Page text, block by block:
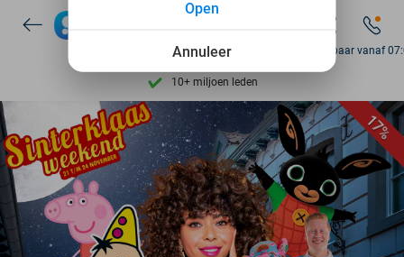
Ontdek 15.000+ deals
7 dagen per week beschikbaar
10+ miljoen leden
9,4 op basis van205.785 reviews
Ontdek 15.000+ deals
7 dagen per week beschikbaar
10+ miljoen leden
Bereikbaar vanaf
17%
Annuleer
Open